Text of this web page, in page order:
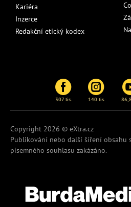
Kariéra
Inzerce
Redakční etický kodex
307 tis. 140 tis.
Copyright 2026 © eXtra.cz
Publikování nebo další šíření obsahu
písemného souhlasu zakázáno.